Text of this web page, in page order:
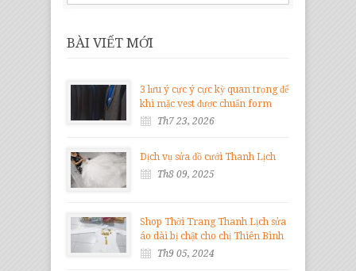
BÀI VIẾT MỚI
3 lưu ý cực ý cực kỳ quan trọng để
khi mặc vest được chuẩn form
Th7 23, 2026
Dịch vụ sửa đồ cưới Thanh Lịch
Th8 09, 2025
Shop Thời Trang Thanh Lịch sửa
áo dài bị chật cho chị Thiên Bình
Th9 05, 2024